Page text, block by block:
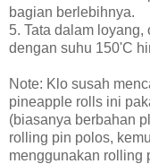
bagian berlebihnya.
5. Tata dalam
dengan suhu 150'C
Note: Klo susah
pineapple rolls ini
(biasanya berbahan
rolling pin polos,
menggunakan rolling